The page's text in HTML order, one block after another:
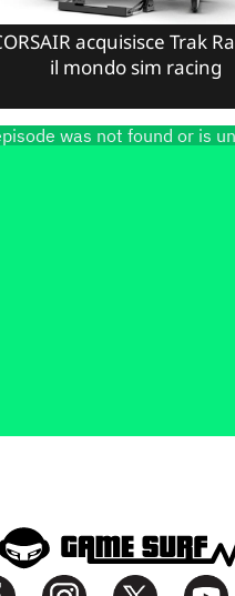
acquisisce Trak
il mondo sim racing